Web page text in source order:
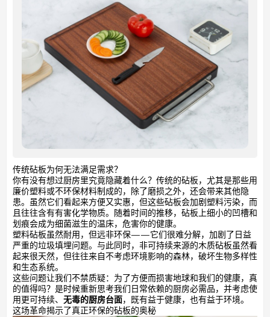
传统砧板为何无法满足需求？
你有没有想过厨房里究竟隐藏着什么？传统的砧板，尤其是那些用
廉价塑料或不环保材料制成的，除了磨损之外，还会带来其他隐
患。虽然它们看起来方便又实惠，但这些砧板会加剧塑料污染，而
且往往含有有害化学物质。随着时间的推移，砧板上细小的凹槽和
划痕会成为细菌滋生的温床，危害你的健康。
塑料砧板虽然耐用，但远非环保——它们很难分解，加剧了日益
严重的垃圾填埋问题。与此同时，非可持续来源的木质砧板虽然看
起来很天然，但往往来自不考虑环境影响的森林，破坏生物多样性
和生态系统。
这些问题让我们不禁质疑：为了方便而损害地球和我们的健康，真
的值得吗？是时候重新思考我们日常依赖的厨房必需品，并考虑使
用更可持续、 无毒的厨房台面，既有益于健康，也有益于环境。
这场革命揭示了真正环保的砧板的奥秘